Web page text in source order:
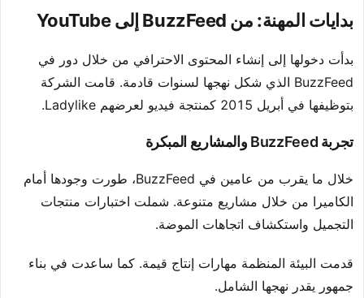
بدايات المهنة: من BuzzFeed إلى YouTube
بدأت دخولها إلى إنشاء المحتوى الاحترافي من خلال دور في
BuzzFeed الذي شكل نهجها لسنوات قادمة. قامت الشركة
بتوظيفها في أبريل 2015 كمنتجة فيديو لعرضهم Ladylike.
تجربة BuzzFeed والمشاريع المبكرة
خلال ما يقرب من عامين في BuzzFeed، طورت وجودها أمام
الكاميرا من خلال مشاريع متنوعة. شملت اختبارات منتجات
التجميل واستكشاف اتجاهات الموضة.
قدمت البيئة المنظمة مهارات إنتاج قيمة. كما ساعدت في بناء
جمهور يقدر نهجها الشامل.